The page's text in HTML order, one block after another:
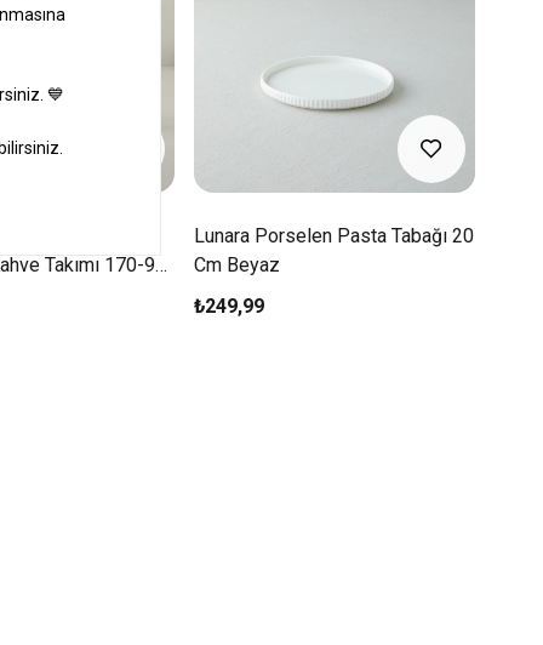
Takımı 170-90
Lunara Porselen Pasta Tabağı 20
Cm Beyaz
₺249,99